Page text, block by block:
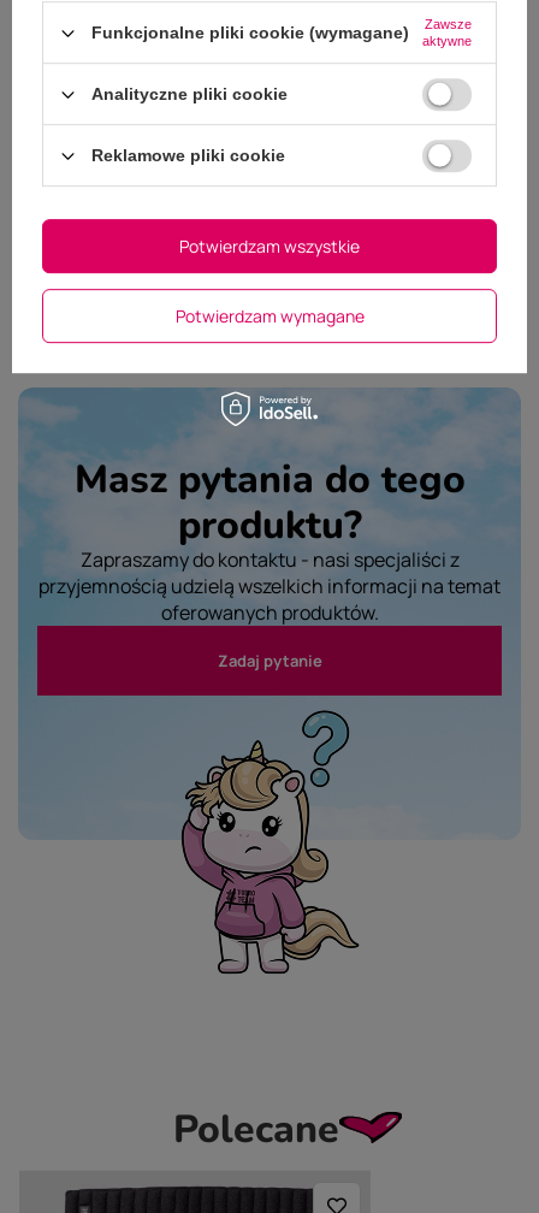
Nie wybrano pliku
Wyślij opinię
Masz pytania do tego
produktu?
Zapraszamy do kontaktu - nasi specjaliści z
przyjemnością udzielą wszelkich informacji na temat
oferowanych produktów.
Zadaj pytanie
Polecane
Funkcjonalne pliki cookie (wymagane)
Zawsze
aktywne
Analityczne pliki cookie
Reklamowe pliki cookie
Potwierdzam wymagane
Potwierdzam wszystkie